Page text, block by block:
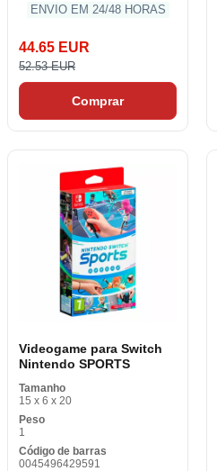
ENVIO EM 24/48 HORAS
44.65 EUR
52.53 EUR
Comprar
Videogame para Switch
Nintendo SPORTS
Tamanho
15 x 6 x 20
Peso
1
Código de barras
0045496429591